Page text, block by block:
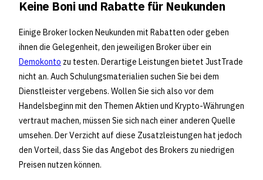
Keine Boni und Rabatte für Neukunden
Einige Broker locken Neukunden mit Rabatten oder geben
ihnen die Gelegenheit, den jeweiligen Broker über ein
Demokonto zu testen. Derartige Leistungen bietet JustTrade
nicht an. Auch Schulungsmaterialien suchen Sie bei dem
Dienstleister vergebens. Wollen Sie sich also vor dem
Handelsbeginn mit den Themen Aktien und Krypto-Währungen
vertraut machen, müssen Sie sich nach einer anderen Quelle
umsehen. Der Verzicht auf diese Zusatzleistungen hat jedoch
den Vorteil, dass Sie das Angebot des Brokers zu niedrigen
Preisen nutzen können.